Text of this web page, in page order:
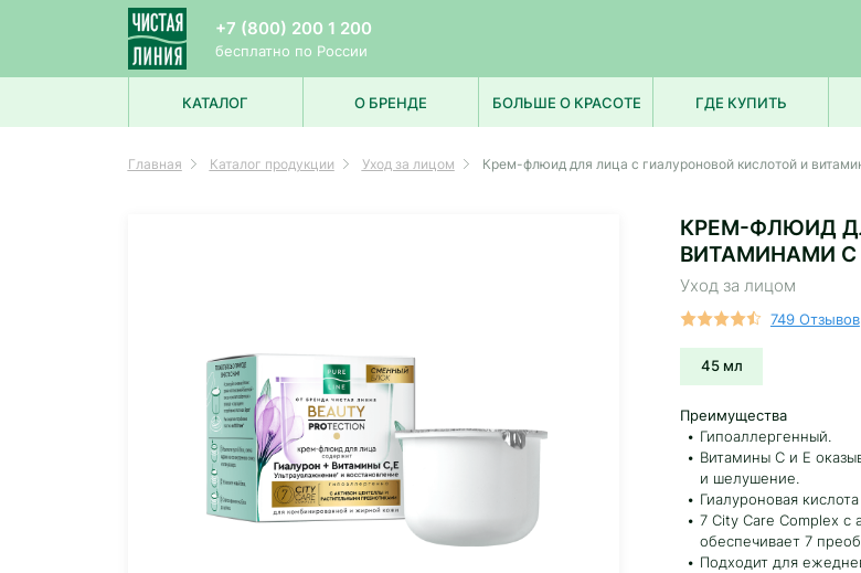
+7 (800) 200 1 200
бесплатно по России
КАТАЛОГ
УХОД ЗА ЛИЦОМ
УХОД ЗА ВОЛОСАМИ
О БРЕНДЕ БОЛЬШЕ О КРАСОТЕ ГДЕ КУПИТЬ
Главная Каталог продукции Уход за лицом Крем-флюид для лица с гиалуроновой кислотой и
КРЕМ-ФЛЮИД
ВИТАМИНАМИ С
Уход за лицом
749 Отзывов
45 мл
Преимущества
Гипоаллергенный.
Витамины С и Е
и шелушение.
Гиалуроновая
7 City Care Complex с
обеспечивает 7
Подходит для